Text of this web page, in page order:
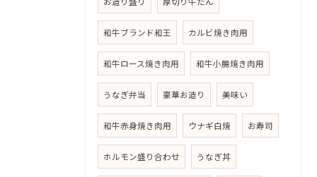
和牛ブランド和王 カルビ焼き肉用
和牛ロース焼き肉用 和牛小腸焼き肉用
うなぎ弁当 豪華お造り 美味い
和牛赤身焼き肉用 ウナギ白焼 お寿司
ホルモン盛り合わせ うなぎ丼